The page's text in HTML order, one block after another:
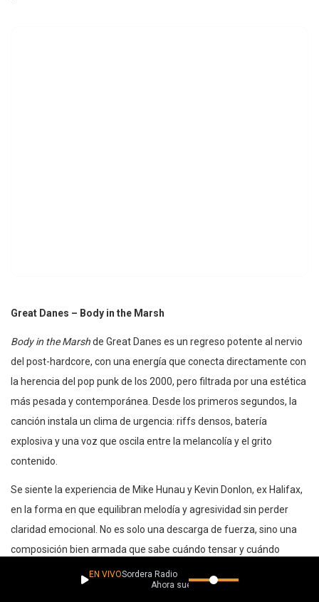
Great Danes – Body in the Marsh
Body in the Marshde Great Danes es un regreso potente al nervio
del post-hardcore, con una energía que conecta directamente con
la herencia del pop punk de los 2000, pero filtrada por una estética
más pesada y contemporánea. Desde los primeros segundos, la
canción instala un clima de urgencia: riffs densos, batería
explosiva y una voz que oscila entre la melancolía y el grito
contenido.
Se siente la experiencia de Mike Hunau y Kevin Donlon, ex Halifax,
en la forma en que equilibran melodía y agresividad sin perder
claridad emocional. No es solo una descarga de fuerza, sino una
composición bien armada que sabe cuándo tensar y cuándo
EN VIVOSordera Radio
Ahora suena